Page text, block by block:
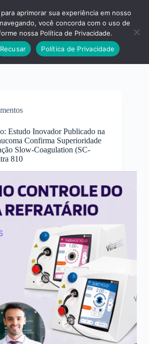
Estudo Inovador Publicado na
Confirma Superioridade
Slow-Coagulation (SC-
810
aprimorar sua experiência em nosso
você concorda com o uso de
nossa Política de Privacidade.
Recusar Política de Privacidade